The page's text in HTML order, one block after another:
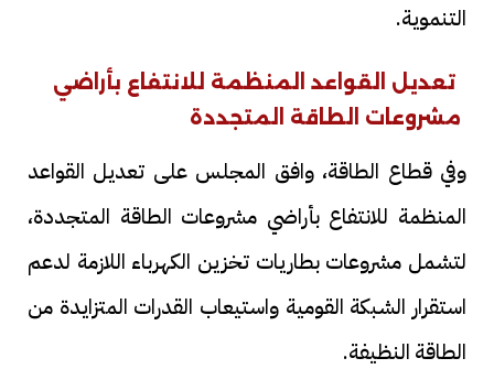
التنموية.
تعديل القواعد المنظمة للانتفاع بأراضي
مشروعات الطاقة المتجددة
وفي قطاع الطاقة، وافق المجلس على تعديل القواعد
المنظمة للانتفاع بأراضي مشروعات الطاقة المتجددة،
لتشمل مشروعات بطاريات تخزين الكهرباء اللازمة لدعم
استقرار الشبكة القومية واستيعاب القدرات المتزايدة من
الطاقة النظيفة.